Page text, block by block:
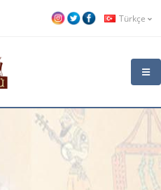
Türkçe